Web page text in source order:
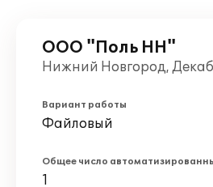
ООО "Поль НН"
Нижний Новгород,
Вариант работы
Файловый
Общее число
1